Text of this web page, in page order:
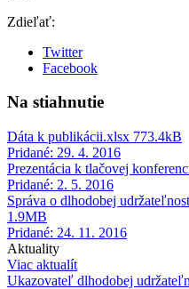
Zdieľať:
Twitter
Facebook
Na stiahnutie
Dáta k publikácii.xlsx 773.4kB
Pridané: 29. 4. 2016
Prezentácia k tlačovej
Pridané: 2. 5. 2016
Správa o dlhodobej
1.9MB
Pridané: 24. 11. 2016
Aktuality
Viac aktualít
Ukazovateľ dlhodobej